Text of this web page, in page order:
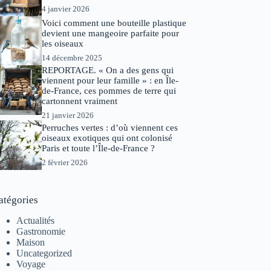
4 janvier 2026
Voici comment une bouteille plastique
devient une mangeoire parfaite pour
les oiseaux
14 décembre 2025
REPORTAGE. « On a des gens qui
viennent pour leur famille » : en Île-
de-France, ces pommes de terre qui
cartonnent vraiment
21 janvier 2026
Perruches vertes : d’où viennent ces
oiseaux exotiques qui ont colonisé
Paris et toute l’Île-de-France ?
2 février 2026
Actualités
Gastronomie
Maison
Uncategorized
Voyage